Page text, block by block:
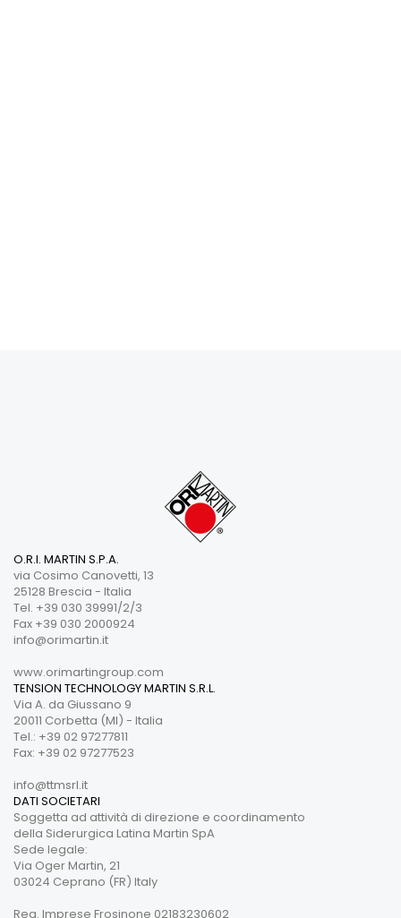
O.R.I. MARTIN S.P.A.
via Cosimo Canovetti, 13
25128 Brescia - Italia
Tel. +39 030 39991/2/3
Fax +39 030 2000924
info@orimartin.it
www.orimartingroup.com
TENSION TECHNOLOGY MARTIN S.R.L.
Via A. da Giussano 9
20011 Corbetta (MI) - Italia
Tel.: +39 02 97277811
Fax: +39 02 97277523
info@ttmsrl.it
DATI SOCIETARI
Soggetta ad attività di direzione e coordinamento
della Siderurgica Latina Martin SpA
Sede legale:
Via Oger Martin, 21
03024 Ceprano (FR) Italy
Reg. Imprese Frosinone 02183230602